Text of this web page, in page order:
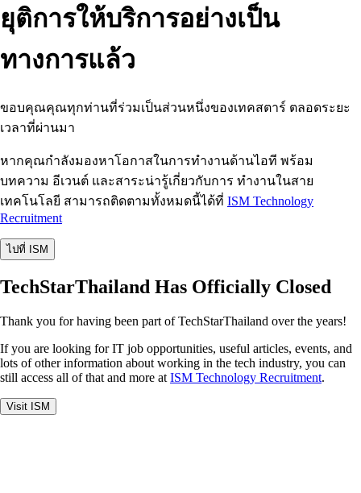
ยุติการให้บริการอย่างเป็น
ทางการแล้ว
ขอบคุณคุณทุกท่านที่ร่วมเป็นส่วนหนึ่งของเทคสตาร์ ตลอดระยะ
เวลาที่ผ่านมา
หากคุณกำลังมองหาโอกาสในการทำงานด้านไอที พร้อม
บทความ อีเวนต์ และสาระน่ารู้เกี่ยวกับการ ทำงานในสาย
เทคโนโลยี สามารถติดตามทั้งหมดนี้ได้ที่ ISM Technology
Recruitment
ไปที่ ISM
TechStarThailand Has Officially Closed
Thank you for having been part of TechStarThailand over the years!
If you are looking for IT job opportunities, useful articles, events, and
lots of other information about working in the tech industry, you can
still access all of that and more at ISM Technology Recruitment.
Visit ISM